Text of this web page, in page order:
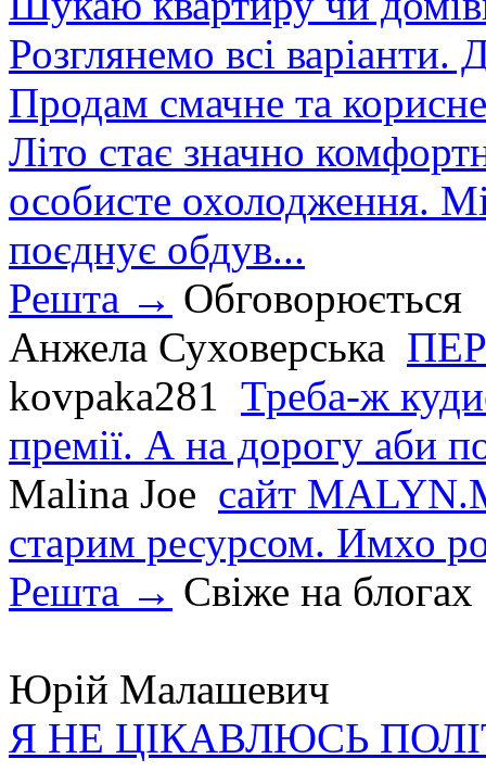
Розглянемо всі варіанти.
Продам смачне та
Літо стає значно
особисте охолодження.
поєднує обдув...
Решта → Обговорюється
Анжела Суховерська
kovpaka281 Треба-ж
премії. А на дорогу аби
Malina Joe сайт
старим ресурсом. Имхо
Решта → Свіже на блогах
Юрій Малашевич
Я НЕ ЦІКАВЛЮСЬ